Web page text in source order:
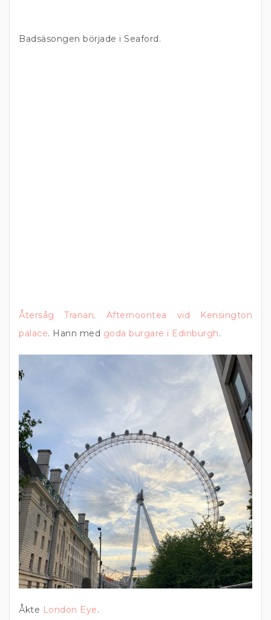
Badsäsongen började i Seaford.
Återsåg Tranan. Afternoontea vid Kensington
palace. Hann med goda burgare i Edinburgh.
Åkte London Eye.